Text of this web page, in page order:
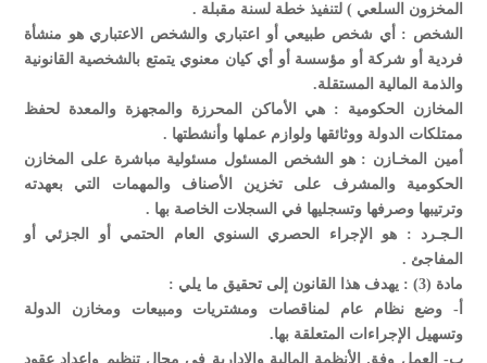
المخزون السلعي ) لتنفيذ خطة لسنة مقبلة .
الشخص : أي شخص طبيعي أو اعتباري والشخص الاعتباري هو منشأة
فردية أو شركة أو مؤسسة أو أي كيان معنوي يتمتع بالشخصية القانونية
والذمة المالية المستقلة.
المخازن الحكومية : هي الأماكن المحرزة والمجهزة والمعدة لحفظ
ممتلكات الدولة ووثائقها ولوازم عملها وأنشطتها .
أمين المخـازن : هو الشخص المسئول مسئولية مباشرة على المخازن
الحكومية والمشرف على تخزين الأصناف والمهمات التي بعهدته
وترتيبها وصرفها وتسجليها في السجلات الخاصة بها .
الـجـرد : هو الإجراء الحصري السنوي العام الحتمي أو الجزئي أو
المفاجئ .
مادة (3) : يهدف هذا القانون إلى تحقيق ما يلي :
‌أ- وضع نظام عام لمناقصات ومشتريات ومبيعات ومخازن الدولة
وتسهيل الإجراءات المتعلقة بها.
‌ب- العمل وفق الأنظمة المالية والإدارية في مجال تنظيم وإعداد عقود